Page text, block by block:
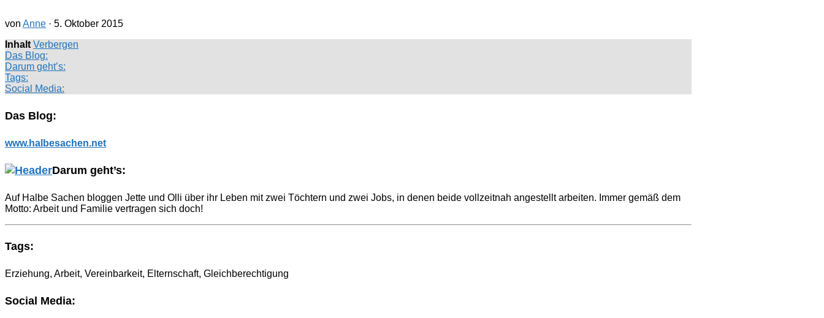
von Anne · 5. Oktober 2015
Inhalt Verbergen
Das Blog:
Darum geht’s:
Tags:
Social Media:
Das Blog:
www.halbesachen.net
Darum geht’s:
Auf Halbe Sachen bloggen Jette und Olli über ihr Leben mit zwei Töchtern und zwei Jobs, in denen beide vollzeitnah angestellt arbeiten. Immer gemäß dem
Motto: Arbeit und Familie vertragen sich doch!
Tags:
Erziehung, Arbeit, Vereinbarkeit, Elternschaft, Gleichberechtigung
Social Media: